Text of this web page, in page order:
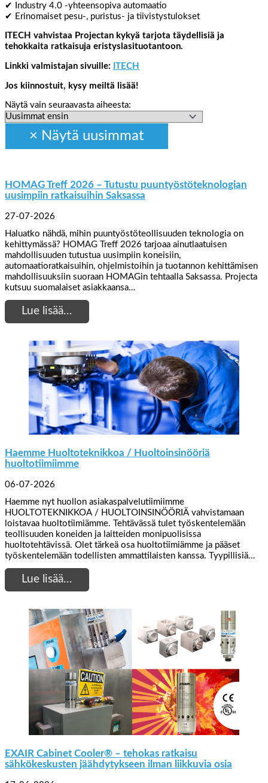
✔ Industry 4.0 -yhteensopiva automaatio
✔ Erinomaiset pesu-, puristus- ja tiivistystulokset
ITECH vahvistaa Projectan kykyä tarjota täydellisiä ja
tehokkaita ratkaisuja eristyslasituotantoon.
Linkki valmistajan sivuille: ITECH
Jos kiinnostuit, kysy meiltä lisää!
Näytä vain seuraavasta aiheesta:
HOMAG Treff 2026 – Tutustu puuntyöstöteknologian
uusimpiin ratkaisuihin Saksassa
27-07-2026
Haluatko nähdä, mihin puuntyöstöteollisuuden teknologia on
kehittymässä? HOMAG Treff 2026 tarjoaa ainutlaatuisen
mahdollisuuden tutustua uusimpiin koneisiin,
automaatioratkaisuihin, ohjelmistoihin ja tuotannon kehittämisen
mahdollisuuksiin suoraan HOMAGin tehtaalla Saksassa. Projecta
kutsuu suomalaiset asiakkaansa…
Lue lisää…
Haemme Huoltoteknikkoa / Huoltoinsinööriä
huoltotiimiimme
06-07-2026
Haemme nyt huollon asiakaspalvelutiimiimme
HUOLTOTEKNIKKOA / HUOLTOINSINÖÖRIÄ vahvistamaan
loistavaa huoltotiimiämme. Tehtävässä tulet työskentelemään
teollisuuden koneiden ja laitteiden monipuolisissa
huoltotehtävissä. Olet tärkeä osa huoltotiimiämme ja pääset
työskentelemään todellisten ammattilaisten kanssa. Tyypillisiä…
Lue lisää…
EXAIR Cabinet Cooler® – tehokas ratkaisu
sähkökeskusten jäähdytykseen ilman liikkuvia osia